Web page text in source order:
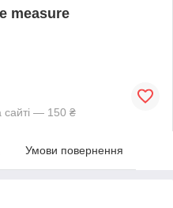
measure
сайті — 150 ₴
Умови повернення